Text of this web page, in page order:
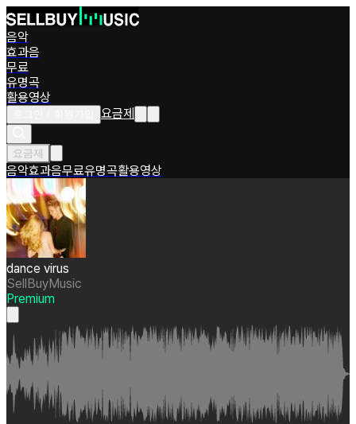
음악
효과음
무료
유명곡
활용영상
요금제
요금제
음악효과음무료유명곡활용영상
dance virus
SellBuyMusic
Premium